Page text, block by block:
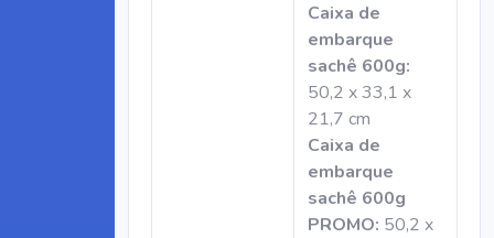
Caixa de
embarque
sachê 600g:
50,2 x 33,1 x
21,7 cm
Caixa de
embarque
sachê 600g
PROMO: 50,2 x